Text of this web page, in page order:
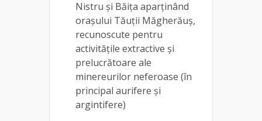
Nistru și Băița aparținând
orașului Tăuții Măgherăuș,
recunoscute pentru
activitățile extractive și
prelucrătoare ale
minereurilor neferoase (în
principal aurifere și
argintifere)